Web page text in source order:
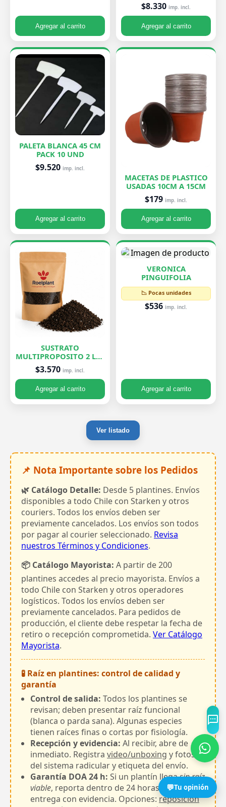
Agregar al carrito
$8.330 imp. incl.
Agregar al carrito
PALETA BLANCA 45 CM
PACK 10 UND
$9.520 imp. incl.
Agregar al carrito
MACETAS DE PLASTICO
USADAS 10CM A 15CM
$179 imp. incl.
Agregar al carrito
SUSTRATO
MULTIPROPOSITO 2 LTS
ROELPLANT
$3.570 imp. incl.
Agregar al carrito
VERONICA
PINGUIFOLIA
📉 Pocas unidades
$536 imp. incl.
Agregar al carrito
Ver listado
📌 Nota Importante sobre los Pedidos
🌿 Catálogo Detalle: Desde 5 plantines. Envíos
disponibles a todo Chile con Starken y otros
couriers. Todos los envíos deben ser
previamente cancelados. Los envíos son todos
por pagar al courier seleccionado. Revisa
nuestros Términos y Condiciones.
📦 Catálogo Mayorista: A partir de 200
plantines accedes al precio mayorista. Envíos a
todo Chile con Starken y otros operadores
logísticos. Todos los envíos deben ser
previamente cancelados. Para pedidos de
producción, el cliente debe respetar la fecha de
retiro o recepción comprometida. Ver Catálogo
Mayorista.
🧪 Raíz en plantines: control de calidad y
garantía
Control de salida: Todos los plantines se
revisan; deben presentar raíz funcional
(blanca o parda sana). Algunas especies
tienen raíces finas o cortas por fisiología.
Recepción y evidencia: Al recibir, abre de
inmediato. Registra video/unboxing y fotos
del sistema radicular y etiqueta del envío.
Garantía DOA 24 h: Si un plantín llegasin raíz
viable, reporta dentro de 24 horas desde la
entrega con evidencia. Opciones: reposición
💬Tu opinión